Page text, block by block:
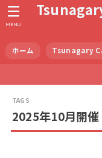
ホーム Tsunagary
MENU
2025年10月開催